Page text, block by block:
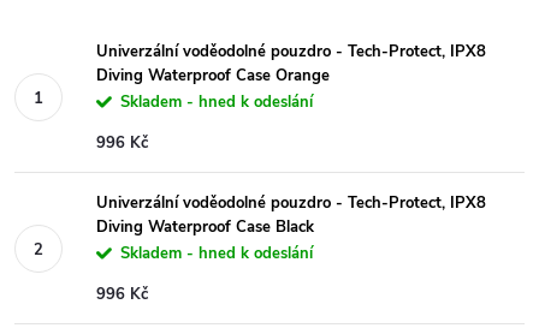
Univerzální voděodolné pouzdro - Tech-Protect, IPX8
Diving Waterproof Case Orange
Skladem - hned k odeslání
996 Kč
Univerzální voděodolné pouzdro - Tech-Protect, IPX8
Diving Waterproof Case Black
Skladem - hned k odeslání
996 Kč